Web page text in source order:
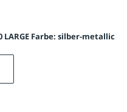
LARGE Farbe: silber-metallic